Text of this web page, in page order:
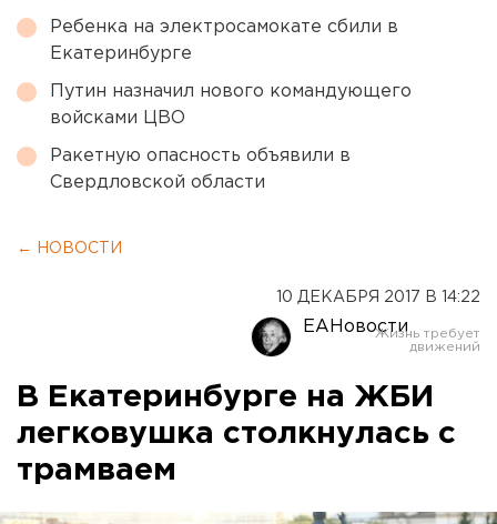
Ребенка на электросамокате сбили в
Екатеринбурге
Путин назначил нового командующего
войсками ЦВО
Ракетную опасность объявили в
Свердловской области
← НОВОСТИ
10 ДЕКАБРЯ 2017 В 14:22
ЕАНовости
В Екатеринбурге на ЖБИ
легковушка столкнулась с
трамваем